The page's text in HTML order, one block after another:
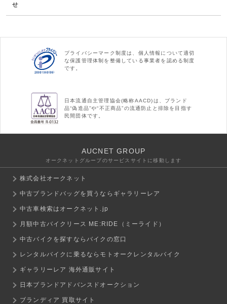
せ
プライバシーマーク制度は、個人情報について適切
な保護管理体制を整備している事業者を認める制度
です。
日本流通自主管理協会(略称AACD)は、ブランド
品“偽造品”や“不正商品”の流通防止と排除を目指す
民間団体です。
AUCNET GROUP
オークネットグループのサービスサイトに移動します
株式会社オークネット
中古ブランドバッグを買うならギャラリーレア
中古車検索はオークネット.jp
月額中古バイクリース ME:RIDE（ミーライド）
中古バイクを探すならバイクの窓口
レンタルバイクに乗るならモトオークレンタルバイク
ギャラリーレア 海外通販サイト
日本ブランドアドバンスドオークション
ブランディア 買取サイト